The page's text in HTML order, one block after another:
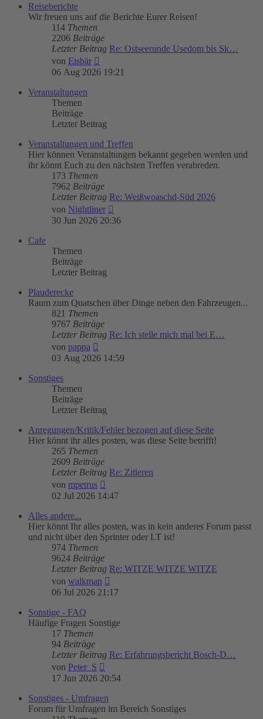
Reiseberichte
Wir freuen uns auf die Berichte Eurer Reisen!
114 Themen
2206 Beiträge
Letzter Beitrag Re: Ostseerunde Usedom bis Sk…
von Eisbär
Beitrag
06 Aug 2026 19:21
Veranstaltungen
Themen
Beiträge
Letzter Beitrag
Veranstaltungen und Treffen
Hier können Veranstaltungen bekannt gegeben werden und
ihr könnt Euch zu den nächsten Treffen verabreden.
173 Themen
7962 Beiträge
Letzter Beitrag Re: Weißwoaschd-Süd 2026
von Nightliner
Beitrag
30 Jun 2026 20:36
Cafe
Themen
Beiträge
Letzter Beitrag
Plauderecke
Raum zum Quatschen über Dinge neben den Fahrzeugen...
821 Themen
9767 Beiträge
Letzter Beitrag Re: Ich stelle mich mal bei E…
von pappa
Beitrag
03 Aug 2026 14:59
Sonstiges
Themen
Beiträge
Letzter Beitrag
Anregungen/Kritik/Fehler bezogen auf diese Seite
Hier könnt ihr alles posten, was diese Seite betrifft!
265 Themen
2609 Beiträge
Letzter Beitrag Re: Zitieren
von mpetrus
Beitrag
02 Jul 2026 14:47
Alles andere...
Hier könnt Ihr alles posten, was in kein anderes Forum passt
und nicht über den Sprinter oder LT ist!
974 Themen
9624 Beiträge
Letzter Beitrag Re: WITZE WITZE WITZE
von walkman
Beitrag
06 Jul 2026 21:17
Sonstige - FAQ
Häufige Fragen Sonstige
17 Themen
94 Beiträge
Letzter Beitrag Re: Erfahrungsbericht Bosch-D…
von Peter_S
Beitrag
17 Jun 2026 20:54
Sonstiges - Umfragen
Forum für Umfragen im Bereich Sonstiges